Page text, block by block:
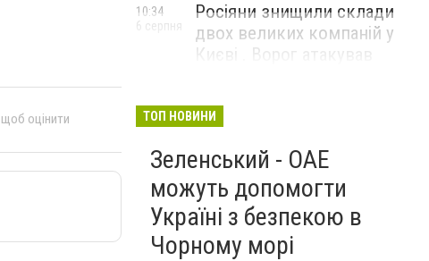
щоб оцінити
Росіяни знищили склади
двох великих компаній у
Києві . Ворог атакував
10:34
6 серпня
ТОП НОВИНИ
Зеленський - ОАЕ
можуть допомогти
Україні з безпекою в
Чорному морі